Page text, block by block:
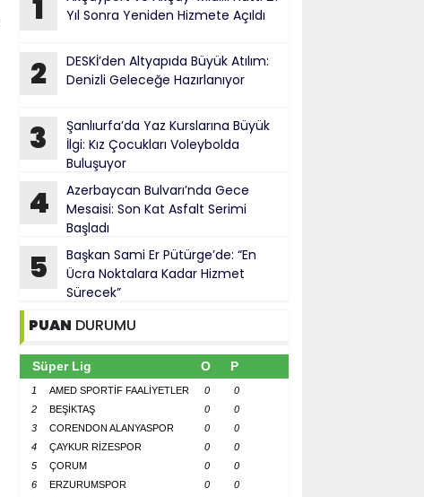
1
Yıl Sonra Yeniden Hizmete Açıldı
2
DESKİ’den Altyapıda Büyük Atılım:
Denizli Geleceğe Hazırlanıyor
3
Şanlıurfa’da Yaz Kurslarına Büyük
İlgi: Kız Çocukları Voleybolda
Buluşuyor
4
Azerbaycan Bulvarı’nda Gece
Mesaisi: Son Kat Asfalt Serimi
Başladı
5
Başkan Sami Er Pütürge’de: “En
Ücra Noktalara Kadar Hizmet
Sürecek”
PUAN DURUMU
Süper Lig O P
1 AMED SPORTİF FAALİYETLER 0
0
2
BEŞİKTAŞ 0
0
3
CORENDON ALANYASPOR 0
0
4
ÇAYKUR RİZESPOR 0
0
5
ÇORUM 0
0
6
ERZURUMSPOR 0
0